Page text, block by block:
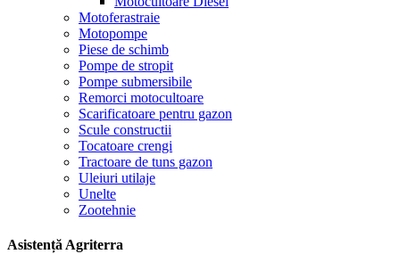
Motoferastraie
Motopompe
Piese de schimb
Pompe de stropit
Pompe submersibile
Remorci motocultoare
Scarificatoare pentru gazon
Scule constructii
Tocatoare crengi
Tractoare de tuns gazon
Uleiuri utilaje
Unelte
Zootehnie
Asistență Agriterra